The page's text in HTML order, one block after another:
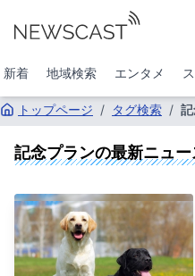
新着 地域検索 エンタメ
トップページ / タグ検索 /
記念プランの最新ニュー